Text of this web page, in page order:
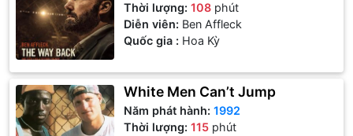
Thời lượng:108 phút
Diễn viên: Ben Affleck
Quốc gia : Hoa Kỳ
White Men Can’t Jump
Năm phát hành:1992
Thời lượng:115 phút